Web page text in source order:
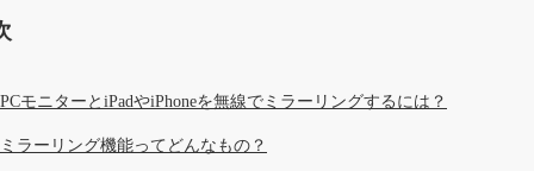
PCモニターとiPadやiPhoneを無線でミラーリングするには？
ミラーリング機能ってどんなもの？